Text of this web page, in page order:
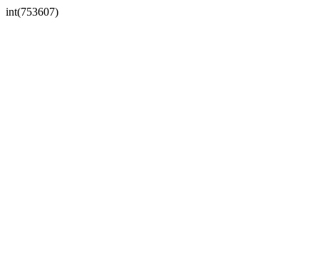
int(753607)